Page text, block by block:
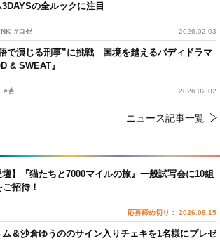
の全ルックに注目
#ロゼ 2026.02.03
で演じる刑事”に挑戦 国境を越えるバディドラマ
& SWEAT』
#杏 2026.02.02
ニュース記事一覧
壇】『猫たちと7000マイルの旅』一般試写会に10組
招待！
応募締め切り： 2026.08.15
ム＆沙倉ゆうののサイン入りチェキを1名様にプレゼ